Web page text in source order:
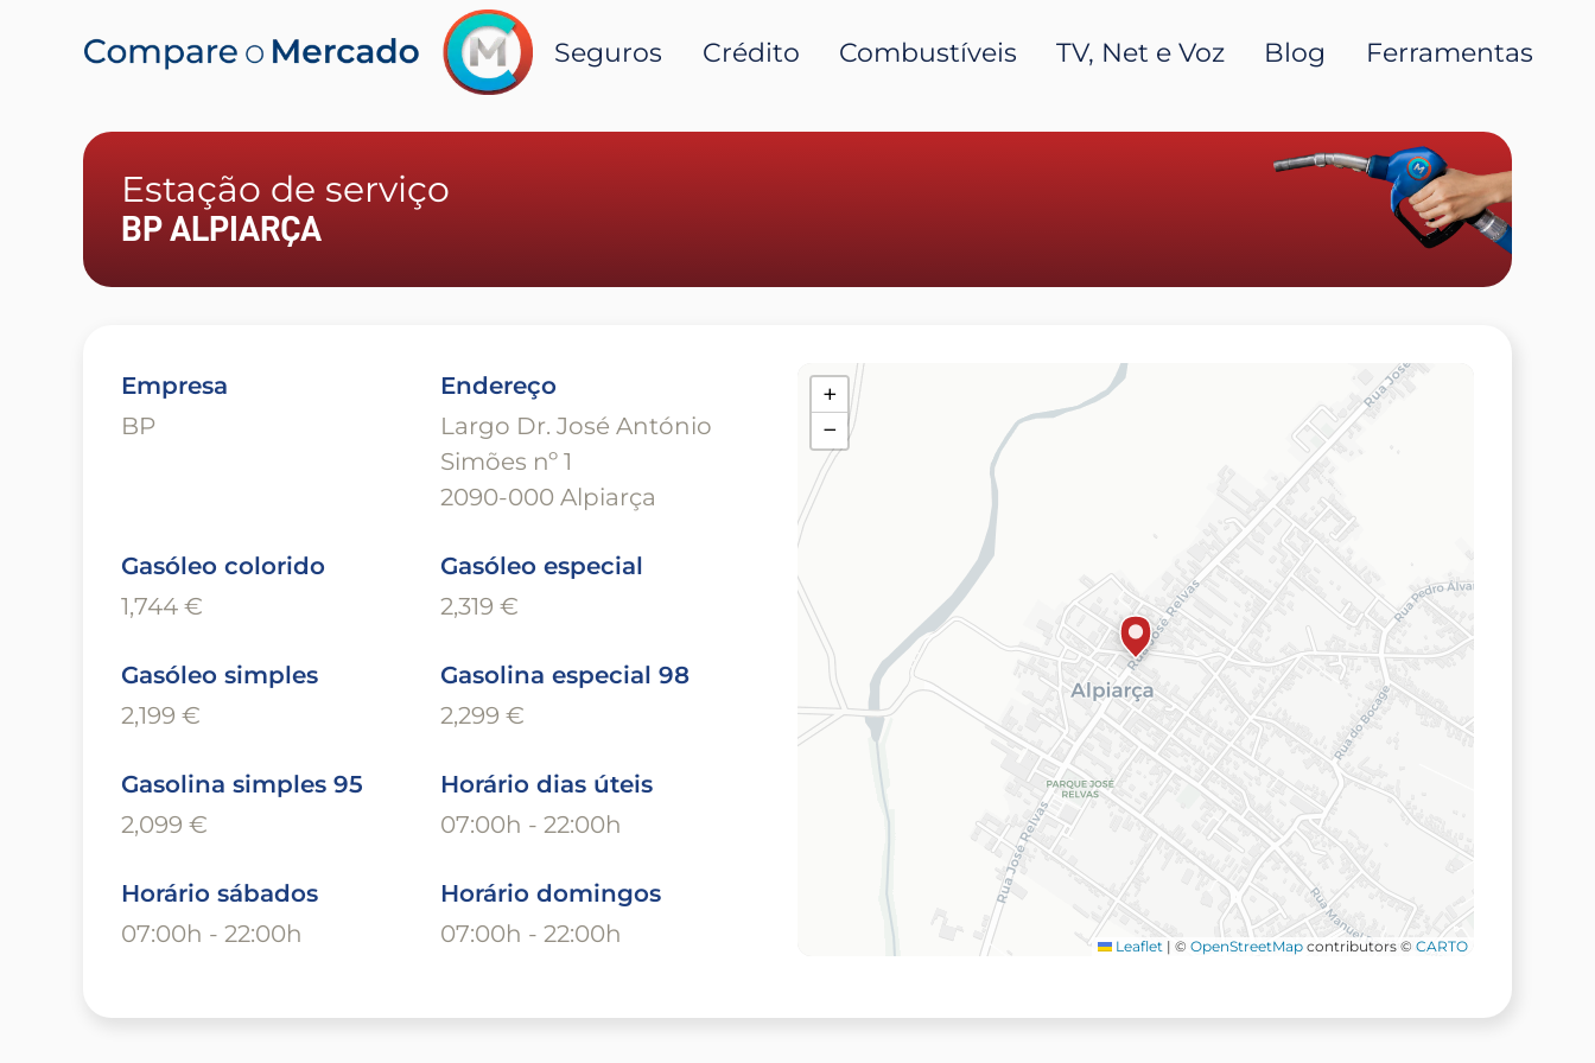
Seguros Crédito Combustíveis TV, Net e Voz Blog Ferramentas
Estação de serviço
BP ALPIARÇA
Empresa
BP
Endereço
Largo Dr. José António
Simões nº 1
2090-000 Alpiarça
Gasóleo colorido
1,744 €
Gasóleo especial
2,319 €
Gasóleo simples
2,199 €
Gasolina especial 98
2,299 €
Gasolina simples 95
2,099 €
Horário dias úteis
07:00h - 22:00h
Horário sábados
07:00h - 22:00h
Horário domingos
07:00h - 22:00h
+
−
Leaflet | © OpenStreetMap contributors © CARTO